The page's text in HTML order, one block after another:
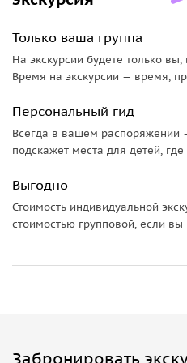
современной архитектуры.
открывающейся панораме.
бескрайние зелёные долины ,
глотком свежего горного
природой
Затем мы попадем на
чтобы познакомиться с
попробовать различные виды
Акробатическое шоу
Только ваша группа
На экскурсии будете только
Время на экскурсии — время,
Персональный гид
Всегда в вашем распоряжении
подскажет места для детей, где
Выгодно
Стоимость индивидуальной
стоимостью групповой, если
Забронировать